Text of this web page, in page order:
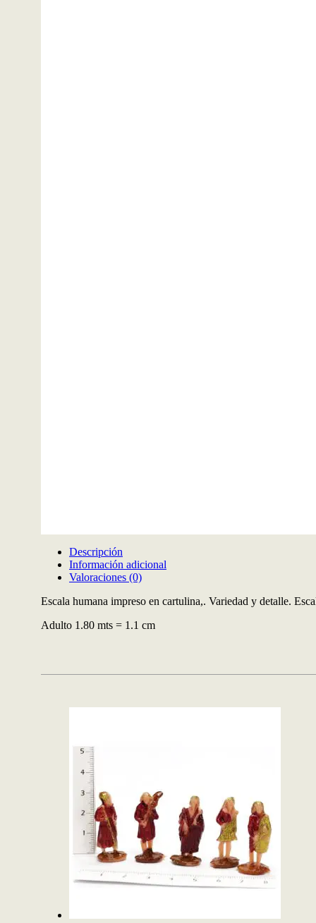
Descripción
Información adicional
Valoraciones (0)
Escala humana impreso en cartulina,. Variedad y detalle.
Adulto 1.80 mts = 1.1 cm